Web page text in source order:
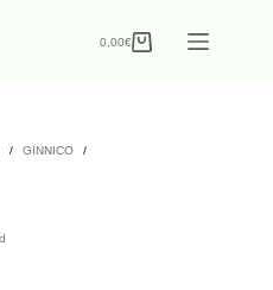
0,00€
/ GINNICO
/